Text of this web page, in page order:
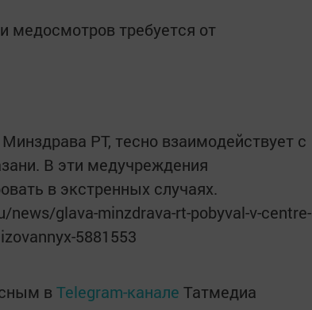
медосмотров требуется от
РТ, тесно взаимодействует с
В эти медучреждения
в экстренных случаях.
glava-minzdrava-rt-pobyval-v-centre-
5881553
в Telegram-канале Татмедиа